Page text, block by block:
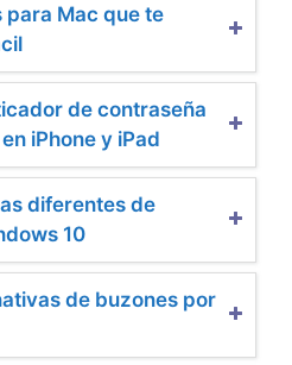
para Mac que te
de contraseña
iPhone y iPad
diferentes de
10
de buzones por